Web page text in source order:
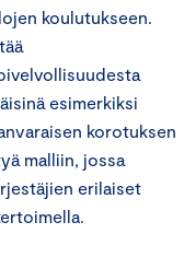
koulutukseen.
esimerkiksi
korotuksen
malliin, jossa
erilaiset